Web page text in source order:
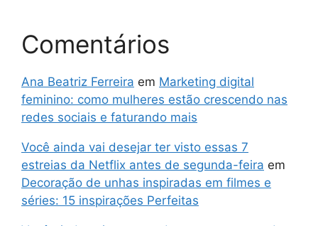
Comentários
Ana Beatriz Ferreira em Marketing digital
feminino: como mulheres estão crescendo nas
redes sociais e faturando mais
Você ainda vai desejar ter visto essas 7
estreias da Netflix antes de segunda-feira em
Decoração de unhas inspiradas em filmes e
séries: 15 inspirações Perfeitas